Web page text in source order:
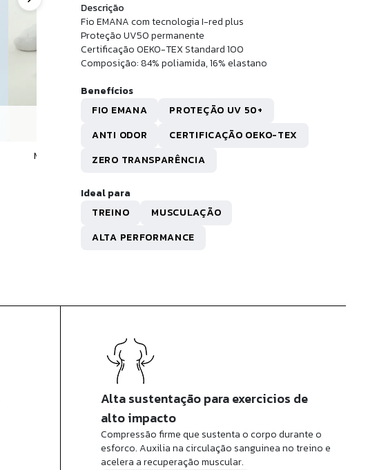
MEIA CANO MEDIO ALG PIMA
R$ 49,90
Descrição
Fio EMANA com tecnologia I-red plus
Proteção UV50 permanente
Certificação OEKO-TEX Standard 100
Composição: 84% poliamida, 16% elastano
Benefícios
FIO EMANA
PROTEÇÃO UV 50+
ANTI ODOR
CERTIFICAÇÃO OEKO-TEX
ZERO TRANSPARÊNCIA
Ideal para
TREINO
MUSCULAÇÃO
ALTA PERFORMANCE
Alta sustentação para exercicios de
alto impacto
Compressão firme que sustenta o corpo durante o
esforco. Auxilia na circulação sanguinea no treino e
acelera a recuperação muscular.